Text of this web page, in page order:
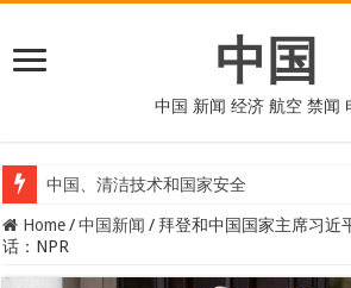
中国
中国 新闻 经济 航空 禁闻
中国、清洁技术和国家安全
Home / 中国新闻 / 拜登和中国国家主席习近
话：NPR